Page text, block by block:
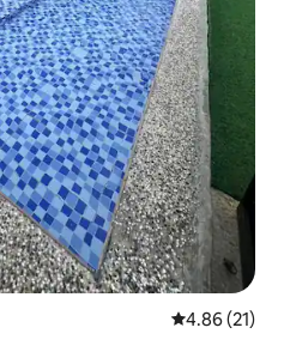
Calificación
4.86 (21)